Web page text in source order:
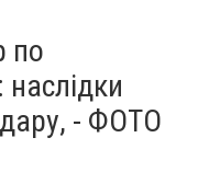
по
- ФОТО